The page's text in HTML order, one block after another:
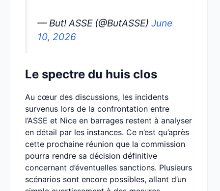
— But! ASSE (@ButASSE) June
10, 2026
Le spectre du huis clos
Au cœur des discussions, les incidents
survenus lors de la confrontation entre
l’ASSE et Nice en barrages restent à analyser
en détail par les instances. Ce n’est qu’après
cette prochaine réunion que la commission
pourra rendre sa décision définitive
concernant d’éventuelles sanctions. Plusieurs
scénarios sont encore possibles, allant d’un